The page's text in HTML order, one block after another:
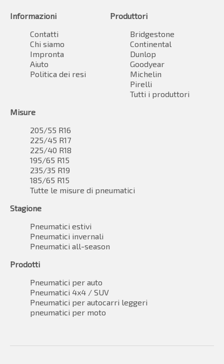
Informazioni
Contatti
Chi siamo
Impronta
Aiuto
Politica dei resi
Produttori
Bridgestone
Continental
Dunlop
Goodyear
Michelin
Pirelli
Tutti i produttori
Misure
205/55 R16
225/45 R17
225/40 R18
195/65 R15
235/35 R19
185/65 R15
Tutte le misure di pneumatici
Stagione
Pneumatici estivi
Pneumatici invernali
Pneumatici all-season
Prodotti
Pneumatici per auto
Pneumatici 4x4 / SUV
Pneumatici per autocarri leggeri
pneumatici per moto